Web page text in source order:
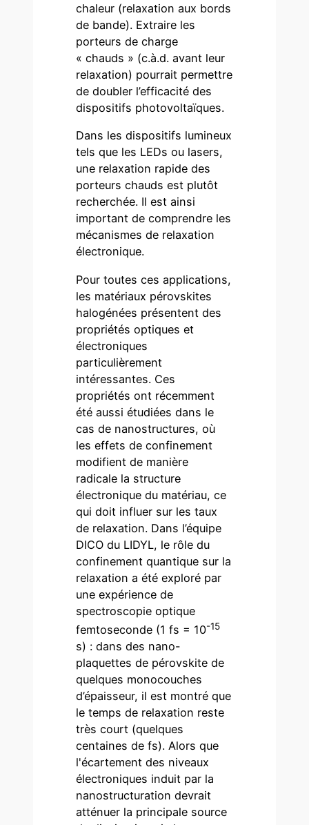
chaleur (relaxation aux bords
de bande). Extraire les
porteurs de charge
« chauds » (c.à.d. avant leur
relaxation) pourrait permettre
de doubler l’efficacité des
dispositifs photovoltaïques.
Dans les dispositifs lumineux
tels que les LEDs ou lasers,
une relaxation rapide des
porteurs chauds est plutôt
recherchée. Il est ainsi
important de comprendre les
mécanismes de relaxation
électronique.
Pour toutes ces applications,
les matériaux pérovskites
halogénées présentent des
propriétés optiques et
électroniques
particulièrement
intéressantes. Ces
propriétés ont récemment
été aussi étudiées dans le
cas de nanostructures, où
les effets de confinement
modifient de manière
radicale la structure
électronique du matériau, ce
qui doit influer sur les taux
de relaxation. Dans l’équipe
DICO du LIDYL, le rôle du
confinement quantique sur la
relaxation a été exploré par
une expérience de
spectroscopie optique
femtoseconde (1 fs = 10-15
s) : dans des nano-
plaquettes de pérovskite de
quelques monocouches
d’épaisseur, il est montré que
le temps de relaxation reste
très court (quelques
centaines de fs). Alors que
l'écartement des niveaux
électroniques induit par la
nanostructuration devrait
atténuer la principale source